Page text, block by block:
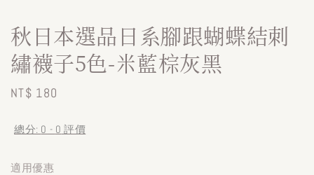
秋日本選品日系腳跟蝴蝶結刺
繡襪子5色-米藍棕灰黑
Regular
NT$ 180
總分: 0 - 0 評價
適用優惠